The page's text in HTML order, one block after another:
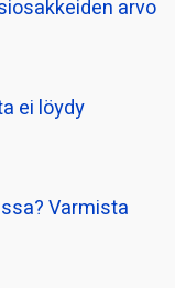
arvo
ei löydy
Varmista